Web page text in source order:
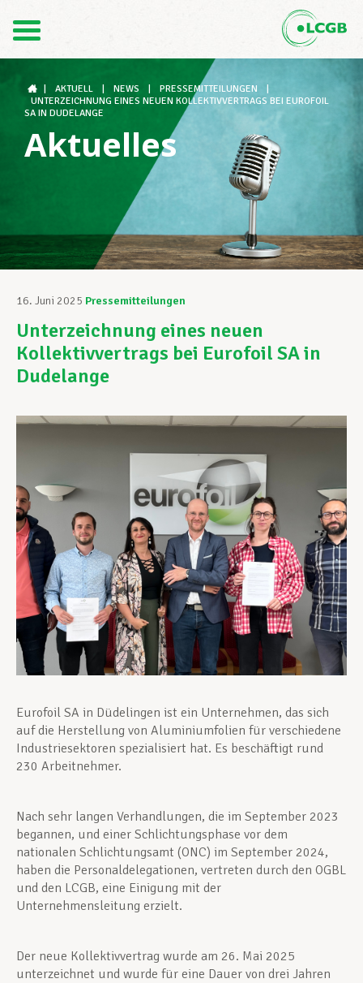
FR
Der LCGB
Gewerkschaftsstrukturen
Unterstützung im Arbeitsalltag
Ihre Rechte
Berufliche Weiterentwicklung
Mitglied werden
Aktuell
AKTUELL NEWS PRESSEMITTEILUNGEN
UNTERZEICHNUNG EINES NEUEN KOLLEKTIVVERTRAGS BEI EUROFOIL
SA IN DUDELANGE
Aktuelles
16. Juni 2025 Pressemitteilungen
Unterzeichnung eines neuen
Kollektivvertrags bei Eurofoil SA in
Dudelange
Eurofoil SA in Düdelingen ist ein Unternehmen, das sich
auf die Herstellung von Aluminiumfolien für verschiedene
Industriesektoren spezialisiert hat. Es beschäftigt rund
230 Arbeitnehmer.
Nach sehr langen Verhandlungen, die im September 2023
begannen, und einer Schlichtungsphase vor dem
nationalen Schlichtungsamt (ONC) im September 2024,
haben die Personaldelegationen, vertreten durch den OGBL
und den LCGB, eine Einigung mit der
Unternehmensleitung erzielt.
Der neue Kollektivvertrag wurde am 26. Mai 2025
unterzeichnet und wurde für eine Dauer von drei Jahren